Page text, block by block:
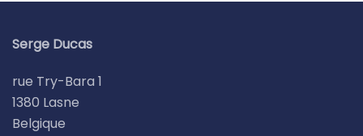
Serge Ducas
rue Try-Bara 1
1380 Lasne
Belgique